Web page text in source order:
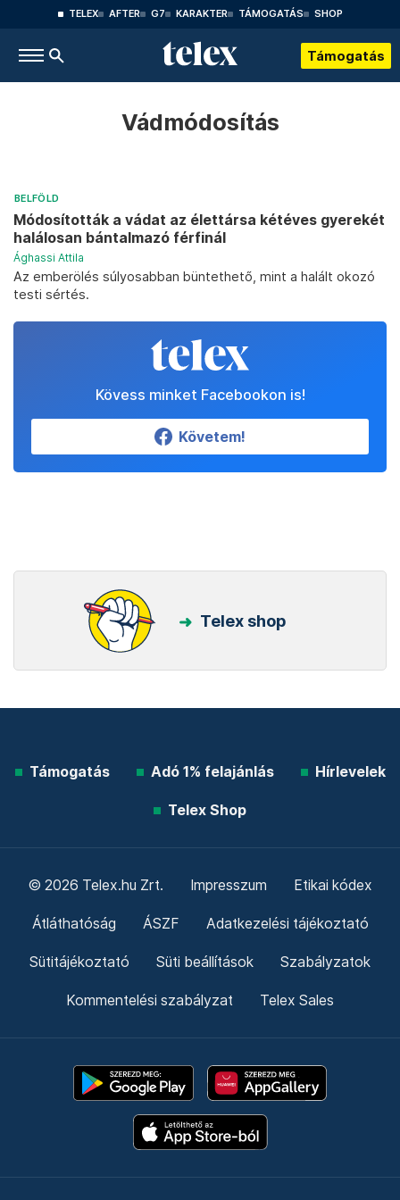
TELEX AFTER G7 KARAKTER TÁMOGATÁS SHOP
Támogatás
Vádmódosítás
BELFÖLD
Módosították a vádat az élettársa kétéves gyerekét
halálosan bántalmazó férfinál
Ághassi Attila
Az emberölés súlyosabban büntethető, mint a halált okozó
testi sértés.
Kövess minket Facebookon is!
Követem!
Telex shop
Támogatás Adó 1% felajánlás Hírlevelek
Telex Shop
© 2026 Telex.hu Zrt. Impresszum Etikai kódex
Átláthatóság ÁSZF Adatkezelési tájékoztató
Sütitájékoztató Süti beállítások Szabályzatok
Kommentelési szabályzat Telex Sales